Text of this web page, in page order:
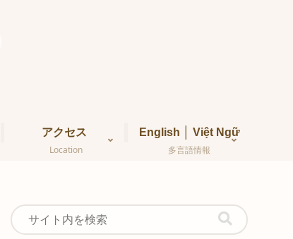
アクセス
Location
English │ Việt Ngữ
多言語情報